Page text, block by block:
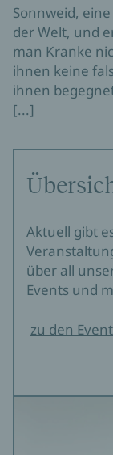
Sonnweid,
der Welt, und
man Kranke
ihnen keine
ihnen
[...]
Aktuell gibt
über all
Events und
zu den